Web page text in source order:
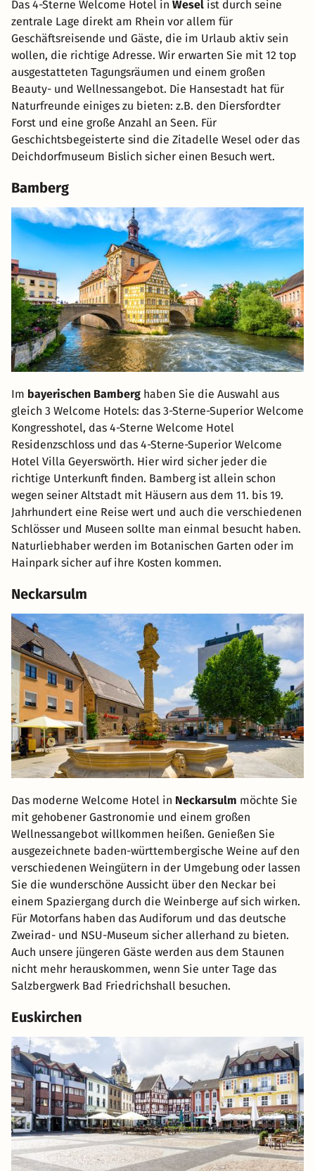
Das 4-Sterne Welcome Hotel in Wesel ist durch seine
zentrale Lage direkt am Rhein vor allem für
Geschäftsreisende und Gäste, die im Urlaub aktiv sein
wollen, die richtige Adresse. Wir erwarten Sie mit 12 top
ausgestatteten Tagungsräumen und einem großen
Beauty- und Wellnessangebot. Die Hansestadt hat für
Naturfreunde einiges zu bieten: z.B. den Diersfordter
Forst und eine große Anzahl an Seen. Für
Geschichtsbegeisterte sind die Zitadelle Wesel oder das
Deichdorfmuseum Bislich sicher einen Besuch wert.
Bamberg
Im bayerischen Bamberg haben Sie die Auswahl aus
gleich 3 Welcome Hotels: das 3-Sterne-Superior Welcome
Kongresshotel, das 4-Sterne Welcome Hotel
Residenzschloss und das 4-Sterne-Superior Welcome
Hotel Villa Geyerswörth. Hier wird sicher jeder die
richtige Unterkunft finden. Bamberg ist allein schon
wegen seiner Altstadt mit Häusern aus dem 11. bis 19.
Jahrhundert eine Reise wert und auch die verschiedenen
Schlösser und Museen sollte man einmal besucht haben.
Naturliebhaber werden im Botanischen Garten oder im
Hainpark sicher auf ihre Kosten kommen.
Neckarsulm
Das moderne Welcome Hotel in Neckarsulm möchte Sie
mit gehobener Gastronomie und einem großen
Wellnessangebot willkommen heißen. Genießen Sie
ausgezeichnete baden-württembergische Weine auf den
verschiedenen Weingütern in der Umgebung oder lassen
Sie die wunderschöne Aussicht über den Neckar bei
einem Spaziergang durch die Weinberge auf sich wirken.
Für Motorfans haben das Audiforum und das deutsche
Zweirad- und NSU-Museum sicher allerhand zu bieten.
Auch unsere jüngeren Gäste werden aus dem Staunen
nicht mehr herauskommen, wenn Sie unter Tage das
Salzbergwerk Bad Friedrichshall besuchen.
Euskirchen